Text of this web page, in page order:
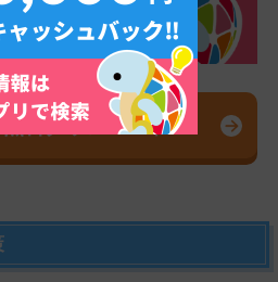
無料ダウンロード